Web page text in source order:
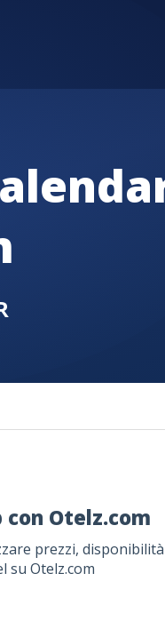
Otelz.com
prezzi,
su Otelz.com